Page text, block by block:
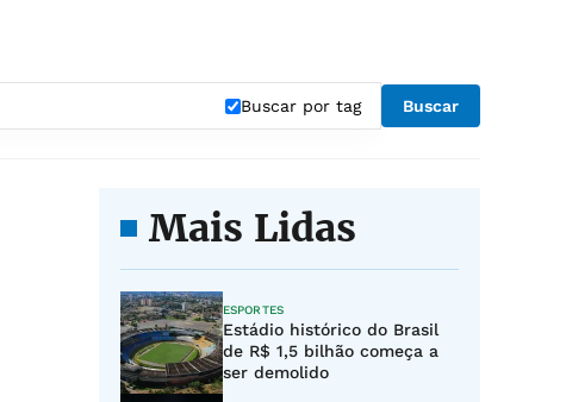
Buscar por tag Buscar
Mais Lidas
ESPORTES
Estádio histórico do Brasil
de R$ 1,5 bilhão começa a
ser demolido